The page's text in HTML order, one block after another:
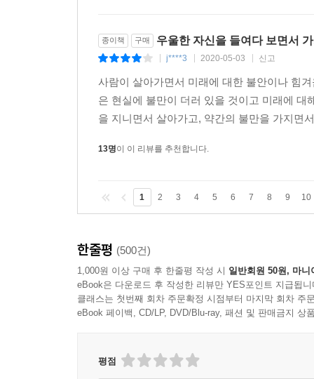
종이책 구매 우울한 자신을 들여다 보면서
j****3 2020-05-03 신고
사람이 살아가면서 미래에 대한 불안이나 힘
은 현실에 불만이 더러 있을 것이고 미래에
을 지니면서 살아가고, 약간의 불만을 가지면
13명이 이 리뷰를 추천합니다.
1 2 3 4 5 6 7 8 9 10
한줄평 (500건)
1,000원 이상 구매 후 한줄평 작성 시 일반회원 50원, 마니
eBook은 다운로드 후 작성한 리뷰만 YES포인트 지급됩니
클래스는 첫번째 회차 주문확정 시점부터 마지막 회차 주
eBook 페이백, CD/LP, DVD/Blu-ray, 패션 및 판매금지 상
평점